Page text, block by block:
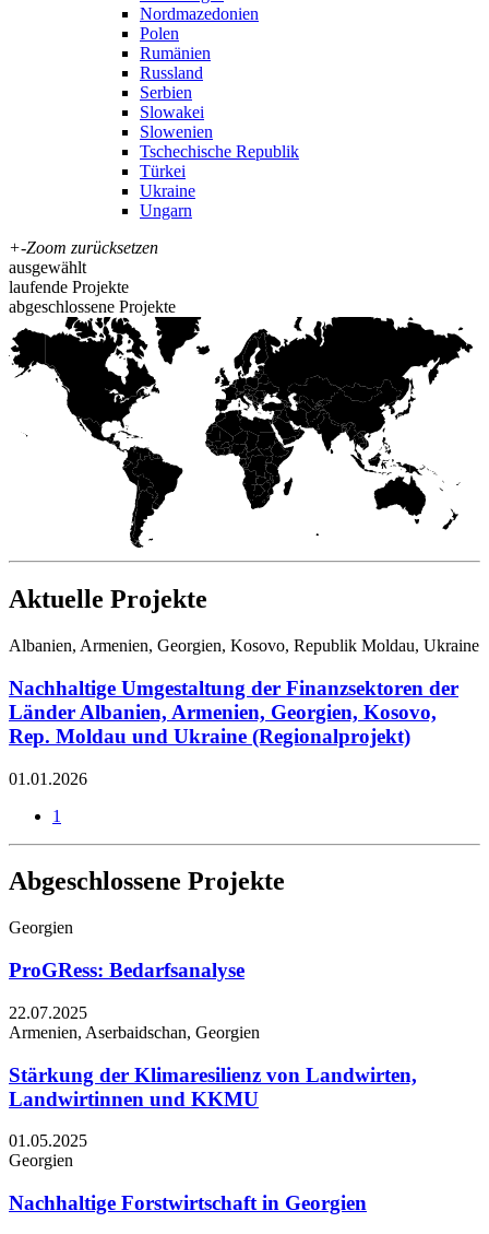
Nordmazedonien
Polen
Rumänien
Russland
Serbien
Slowakei
Slowenien
Tschechische Republik
Türkei
Ukraine
Ungarn
+-Zoom zurücksetzen
ausgewählt
laufende Projekte
abgeschlossene Projekte
Aktuelle Projekte
Albanien, Armenien, Georgien, Kosovo, Republik Moldau, Ukraine
Nachhaltige Umgestaltung der Finanzsektoren der
Länder Albanien, Armenien, Georgien, Kosovo,
Rep. Moldau und Ukraine (Regionalprojekt)
01.01.2026
1
Abgeschlossene Projekte
Georgien
ProGRess: Bedarfsanalyse
22.07.2025
Armenien, Aserbaidschan, Georgien
Stärkung der Klimaresilienz von Landwirten,
Landwirtinnen und KKMU
01.05.2025
Georgien
Nachhaltige Forstwirtschaft in Georgien